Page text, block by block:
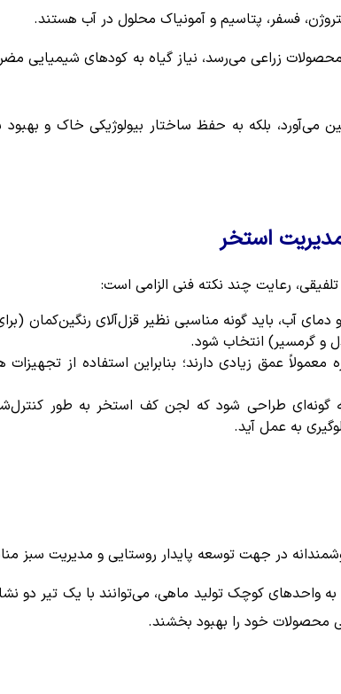
فسفر، پتاسیم و آمونیاک محلول در آب هستند.
زراعی می‌رسد، نیاز گیاه به کودهای شیمیایی
می‌آورد، بلکه به حفظ ساختار بیولوژیکی خاک و
استخر
رعایت چند نکته فنی الزامی است:
آب، باید گونه مناسبی نظیر قزل‌آلای رنگین‌کمان
و گرمسیر) انتخاب شود.
عمق زیادی دارند؛ بنابراین استفاده از
طراحی شود که لجن کف استخر به طور
به عمل آید.
در جهت توسعه پایدار روستایی و مدیریت سبز
واحدهای کوچک تولید ماهی، می‌توانند با یک تیر دو
محصولات خود را بهبود بخشند.